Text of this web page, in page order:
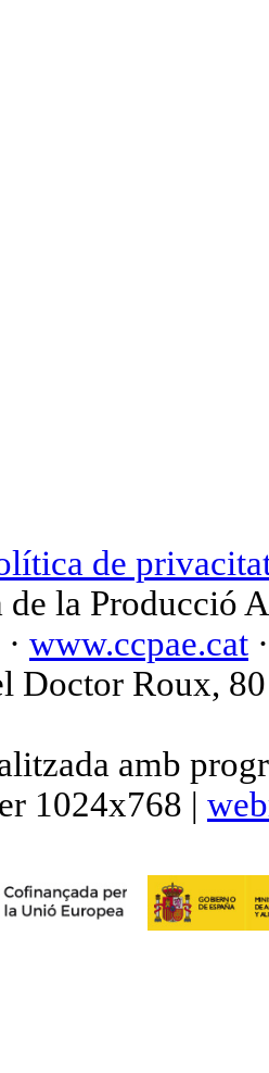
de
de la Producció
www.ccpae.cat
Doctor Roux,
amb
1024x768 |